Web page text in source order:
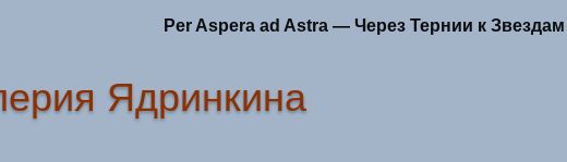
Ядринкина
Per Aspera ad Astra — Через Тернии к Звездам